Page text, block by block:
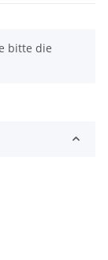
bitte die